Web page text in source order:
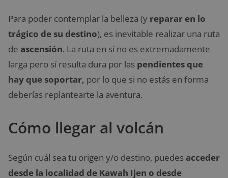
Para poder contemplar la belleza (y reparar en lo
trágico de su destino), es inevitable realizar una ruta
de ascensión. La ruta en sí no es extremadamente
larga pero sí resulta dura por las pendientes que
hay que soportar, por lo que si no estás en forma
deberías replantearte la aventura.
Cómo llegar al volcán
Según cuál sea tu origen y/o destino, puedes acceder
desde la localidad de Kawah Ijen o desde